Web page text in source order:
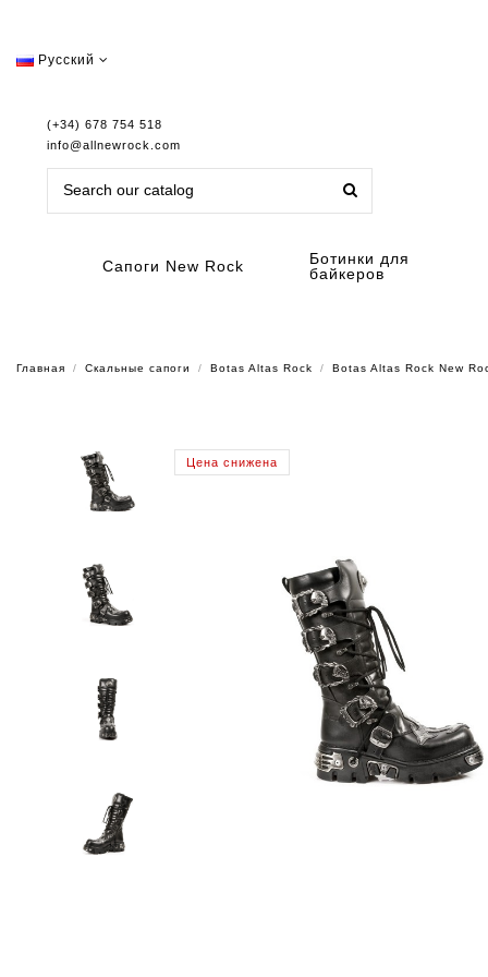
Русский
(+34) 678 754 518
info@allnewrock.com
Сапоги New Rock
Ботинки для
байкеров
Главная Скальные сапоги Botas Altas Rock Botas Altas Rock New
Цена снижена